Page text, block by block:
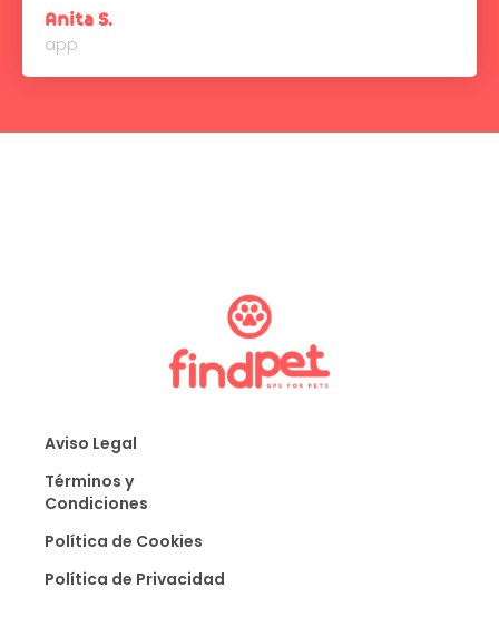
Anita S.
app
Aviso Legal
Términos y
Condiciones
Política de Cookies
Política de Privacidad